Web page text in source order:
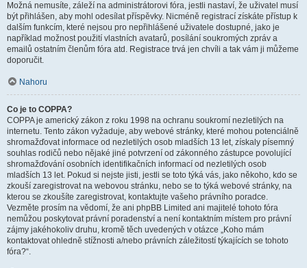
Možná nemusíte, záleží na administrátorovi fóra, jestli nastaví, že uživatel musí
být přihlášen, aby mohl odesílat příspěvky. Nicméně registrací získáte přístup k
dalším funkcím, které nejsou pro nepřihlášené uživatele dostupné, jako je
například možnost použití vlastních avatarů, posílání soukromých zpráv a
emailů ostatním členům fóra atd. Registrace trvá jen chvíli a tak vám ji můžeme
doporučit.
Nahoru
Co je to COPPA?
COPPA je americký zákon z roku 1998 na ochranu soukromí nezletilých na
internetu. Tento zákon vyžaduje, aby webové stránky, které mohou potenciálně
shromažďovat informace od nezletilých osob mladších 13 let, získaly písemný
souhlas rodičů nebo nějaké jiné potvrzení od zákonného zástupce povolující
shromažďování osobních identifikačních informací od nezletilých osob
mladších 13 let. Pokud si nejste jisti, jestli se toto týká vás, jako někoho, kdo se
zkouší zaregistrovat na webovou stránku, nebo se to týká webové stránky, na
kterou se zkoušíte zaregistrovat, kontaktujte vašeho právního poradce.
Vezměte prosím na vědomí, že ani phpBB Limited ani majitelé tohoto fóra
nemůžou poskytovat právní poradenství a není kontaktním místem pro právní
zájmy jakéhokoliv druhu, kromě těch uvedených v otázce „Koho mám
kontaktovat ohledně stížnosti a/nebo právních záležitostí týkajících se tohoto
fóra?“.